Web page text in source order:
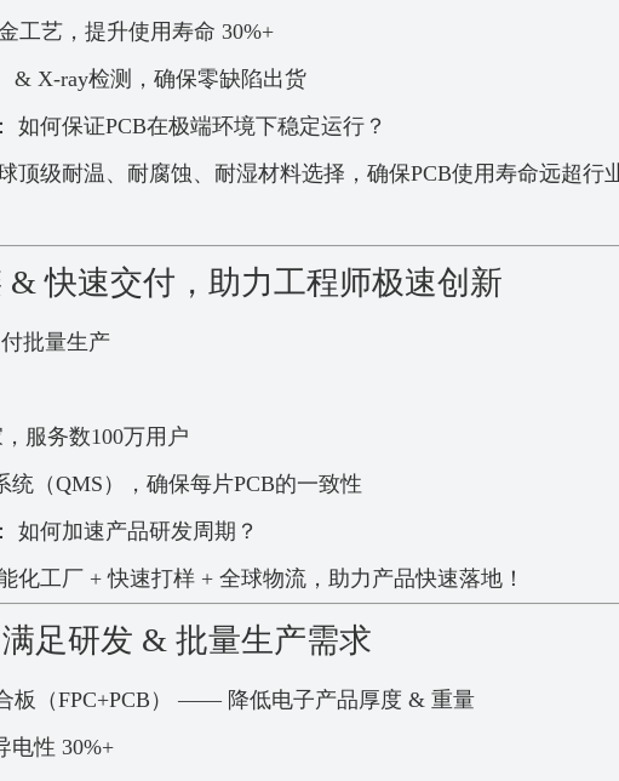
工艺，提升使用寿命 30%+
& X-ray检测，确保零缺陷出货
如何保证PCB在极端环境下稳定运行？
顶级耐温、耐腐蚀、耐湿材料选择，确保PCB使用寿命远超行
& 快速交付，助力工程师极速创新
批量生产
服务数100万用户
（QMS），确保每片PCB的一致性
如何加速产品研发周期？
化工厂 + 快速打样 + 全球物流，助力产品快速落地！
足研发 & 批量生产需求
板（FPC+PCB） —— 降低电子产品厚度 & 重量
电性 30%+